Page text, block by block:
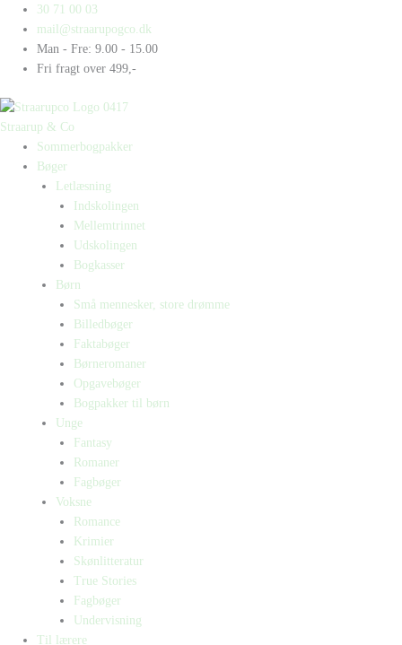
indholdet
30 71 00 03
mail@straarupogco.dk
Man - Fre: 9.00 - 15.00
Fri fragt over 499,-
Straarup & Co
Sommerbogpakker
Bøger
Letlæsning
Indskolingen
Mellemtrinnet
Udskolingen
Bogkasser
Børn
Små mennesker, store drømme
Billedbøger
Faktabøger
Børneromaner
Opgavebøger
Bogpakker til børn
Unge
Fantasy
Romaner
Fagbøger
Voksne
Romance
Krimier
Skønlitteratur
True Stories
Fagbøger
Undervisning
Til lærere
Products
search
Products
search